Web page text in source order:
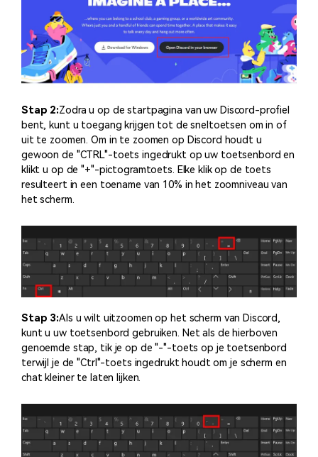
Stap 2:Zodra u op de startpagina van uw Discord-profiel
bent, kunt u toegang krijgen tot de sneltoetsen om in of
uit te zoomen. Om in te zoomen op Discord houdt u
gewoon de "CTRL"-toets ingedrukt op uw toetsenbord en
klikt u op de "+"-pictogramtoets. Elke klik op de toets
resulteert in een toename van 10% in het zoomniveau van
het scherm.
Stap 3:Als u wilt uitzoomen op het scherm van Discord,
kunt u uw toetsenbord gebruiken. Net als de hierboven
genoemde stap, tik je op de "-"-toets op je toetsenbord
terwijl je de "Ctrl"-toets ingedrukt houdt om je scherm en
chat kleiner te laten lijken.